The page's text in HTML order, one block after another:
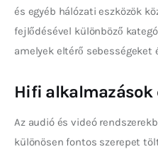
és egyéb hálózati eszközök
fejlődésével különböző
amelyek eltérő
Hifi alkalmazások
Az audió és videó
különösen fontos szerepet